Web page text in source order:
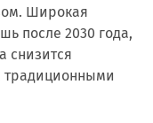
Широкая
после 2030 года,
снизится
традиционными